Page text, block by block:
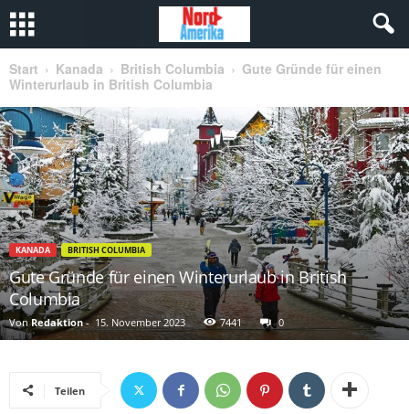
Start Kanada British Columbia
Gute Gründe für einen
Winterurlaub in British Columbia
KANADA BRITISH COLUMBIA
Gute Gründe für einen Winterurlaub in British
Columbia
Von Redaktion- 15. November 2023 7441 0
Teilen